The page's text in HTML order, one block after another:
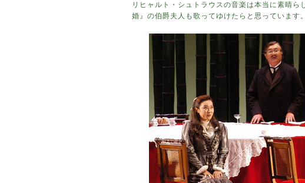
リヒャルト・シュトラウスの音楽は本当に素晴
婚』の伯爵夫人も歌ってゆけたらと思っています。